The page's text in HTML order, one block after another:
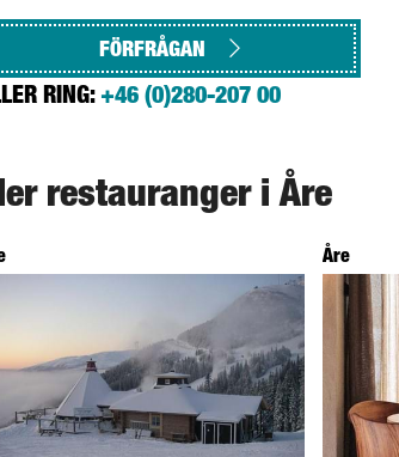
FÖRFRÅGAN
RING: +46 (0)280-207 00
restauranger i Åre
Åre